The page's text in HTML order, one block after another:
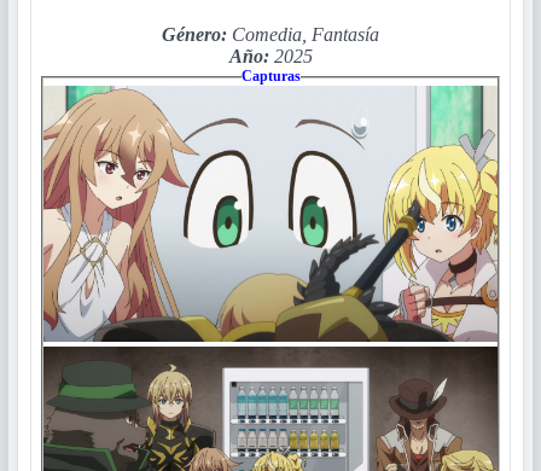
Género: Comedia, Fantasía
Año: 2025
Capturas